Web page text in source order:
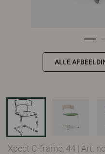
ALLE
Xpect C-frame, 44 | Art.